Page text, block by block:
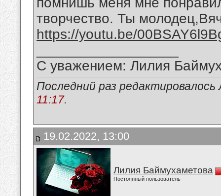
творчество. Ты
https://youtu.be/
С уважением: Лилия
Последний раз
11:17.
19.02.2022, 13:00
Лилия Баймухаметова
Постоянный пользователь